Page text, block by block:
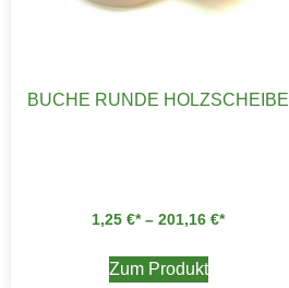
BUCHE RUNDE HOLZSCHEIBE
1,25 € – 201,16 €
Zum Produkt